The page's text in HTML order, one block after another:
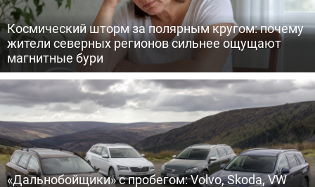
Космический шторм за полярным кругом: почему
жители северных регионов сильнее ощущают
магнитные бури
«Дальнобойщики» с пробегом: Volvo, Skoda, VW